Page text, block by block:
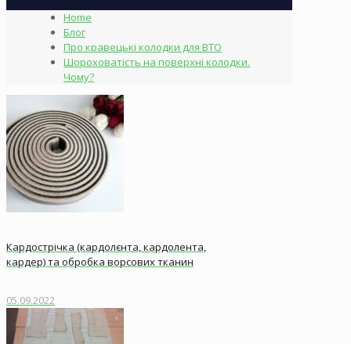
Home
Блог
Про кравецькі колодки для ВТО
Шороховатість на поверхні колодки.
Чому?
Кардострічка (кардолєнта, кардолента,
кардер) та обробка ворсових тканин
05.09.2022